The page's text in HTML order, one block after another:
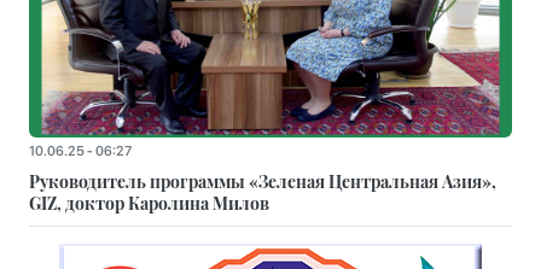
10.06.25 - 06:27
Руководитель программы «Зеленая Центральная Азия»,
GIZ, доктор Каролина Милов